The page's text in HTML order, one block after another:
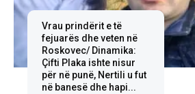
Vrau prindërit e të
fejuarës dhe veten në
Roskovec/ Dinamika:
Çifti Plaka ishte nisur
për në punë, Nertili u fut
në banesë dhe hapi...